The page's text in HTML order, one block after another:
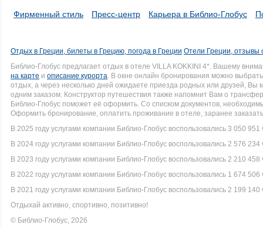
Фирменный стиль Пресс-центр Карьера в Библио-Глобус
Отдых в Греции, билеты в Грецию, погода в Греции Отели Греции, отзывы
Библио-Глобус предлагает отдых в отеле VILLA KOKKINI 4*. Вашему
на карте и описание курорта. В окне онлайн бронирования можно
отдых, а через несколько дней ожидаете приезда родных или друзей, Вы
одним заказом. Конструктор путешествия также напомнит Вам о
Библио-Глобус поможет её оформить. Со списком документов,
Оформить бронирование, оплатить проживание в отеле, заранее
В 2025 году услугами компании Библио-Глобус воспользовались 3 050 951
В 2024 году услугами компании Библио-Глобус воспользовались 2 576 234
В 2023 году услугами компании Библио-Глобус воспользовались 2 210 458
В 2022 году услугами компании Библио-Глобус воспользовались 1 674 506
В 2021 году услугами компании Библио-Глобус воспользовались 2 199 140
Отдыхай активно, спортивно, позитивно!
© Библио-Глобус, 2026